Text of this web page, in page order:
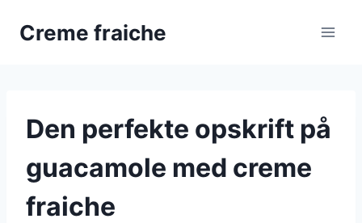
Creme fraiche
Den perfekte opskrift på
guacamole med creme
fraiche